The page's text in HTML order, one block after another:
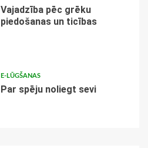
Vajadzība pēc grēku
piedošanas un ticības
E-LŪGŠANAS
Par spēju noliegt sevi